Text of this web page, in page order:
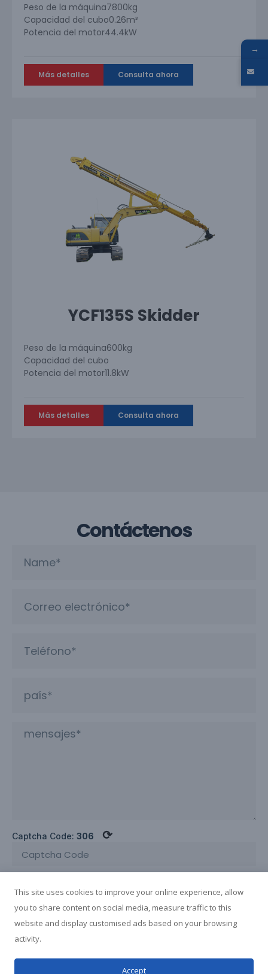
Peso de la máquina7800kg
Capacidad del cubo0.26m³
Potencia del motor44.4kW
Más detalles Consulta ahora
YCF135S Skidder
Peso de la máquina600kg
Capacidad del cubo
Potencia del motor11.8kW
Más detalles Consulta ahora
Contáctenos
Captcha Code: 306 ⟳
ENVIAR INQUIRTA AHORA
Condiciones de uso
→
This site uses cookies to improve your online experience, allow
you to share content on social media, measure traffic to this
website and display customised ads based on your browsing
activity.
Accept